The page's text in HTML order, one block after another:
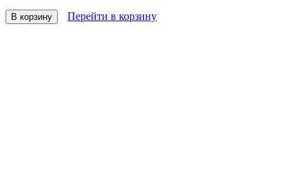
В корзину Перейти в корзину